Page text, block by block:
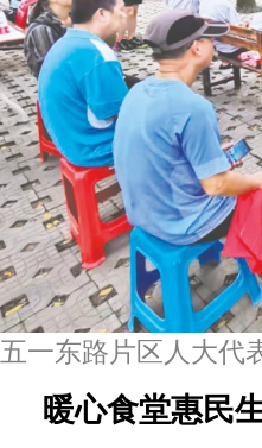
五一东路片区人大代
暖心食堂惠民